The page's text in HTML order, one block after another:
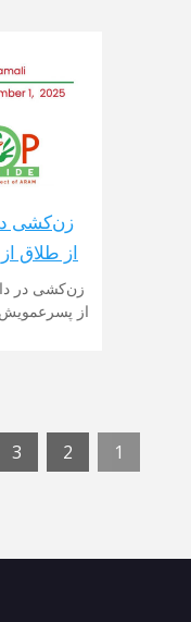
زن‌کشی
از طلاق
زن‌کشی در
از
1
2
3